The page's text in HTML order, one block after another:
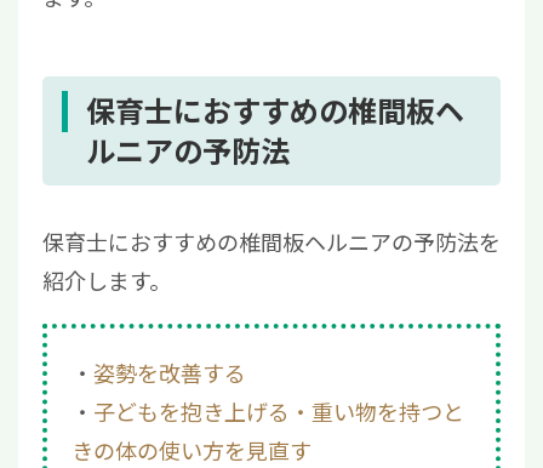
保育士におすすめの椎間板ヘ
ルニアの予防法
保育士におすすめの椎間板ヘルニアの予防法を
紹介します。
姿勢を改善する
子どもを抱き上げる・重い物を持つと
きの体の使い方を見直す